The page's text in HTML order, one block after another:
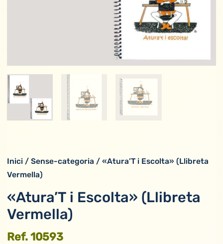
Inici /Sense-categoria / «Atura’T i Escolta» (Llibreta
Vermella)
«Atura’T i Escolta» (Llibreta
Vermella)
Ref. 10593